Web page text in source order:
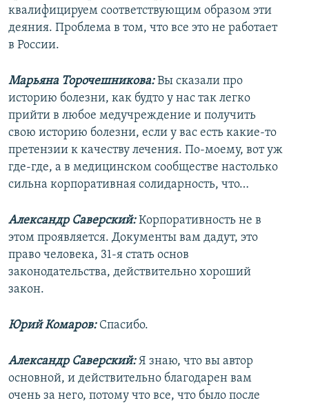
квалифицируем соответствующим образом эти
деяния. Проблема в том, что все это не работает
в России.
Марьяна Торочешникова:Вы сказали про
историю болезни, как будто у нас так легко
прийти в любое медучреждение и получить
свою историю болезни, если у вас есть какие-то
претензии к качеству лечения. По-моему, вот уж
где-где, а в медицинском сообществе настолько
сильна корпоративная солидарность, что…
Александр Саверский:Корпоративность не в
этом проявляется. Документы вам дадут, это
право человека, 31-я стать основ
законодательства, действительно хороший
закон.
Юрий Комаров:Спасибо.
Александр Саверский:Я знаю, что вы автор
основной, и действительно благодарен вам
очень за него, потому что все, что было после